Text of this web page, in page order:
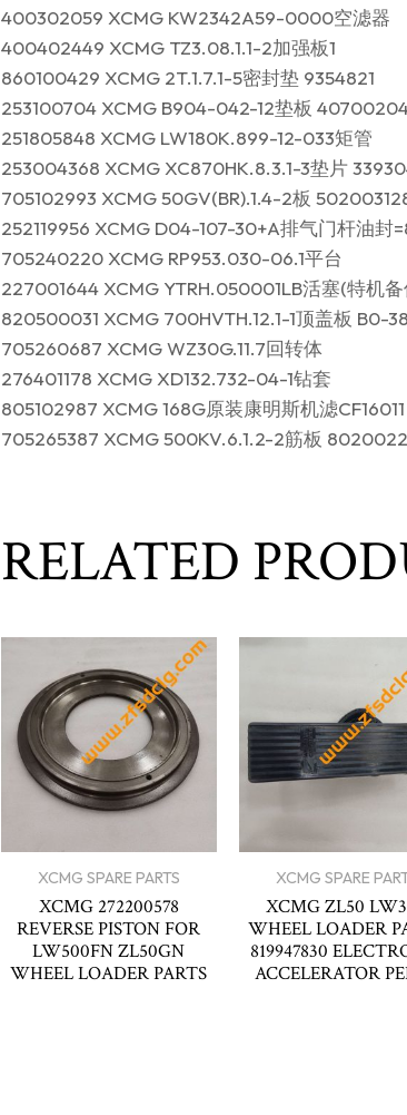
400302059 XCMG KW2342A59-0000空滤器
400402449 XCMG TZ3.08.1.1-2加强板1
860100429 XCMG 2T.1.7.1-5密封垫 9354821
253100704 XCMG B904-042-12垫板
251805848 XCMG LW180K.899-12-033矩管
253004368 XCMG XC870HK.8.3.1-3垫片
705102993 XCMG 50GV(BR).1.4-2板
252119956 XCMG D04-107-30+A排气门杆油封
705240220 XCMG RP953.030-06.1平台
227001644 XCMG YTRH.050001LB活塞(特机
820500031 XCMG 700HVTH.12.1-1顶盖板 B0-
705260687 XCMG WZ30G.11.7回转体
276401178 XCMG XD132.732-04-1钻套
805102987 XCMG 168G原装康明斯机滤
705265387 XCMG 500KV.6.1.2-2筋板
RELATED
XCMG SPARE PARTS
XCMG 272200578
REVERSE PISTON FOR
LW500FN ZL50GN
WHEEL LOADER PARTS
XCMG SPARE
XCMG ZL50
WHEEL LOADER
819947830
ACCELERATOR